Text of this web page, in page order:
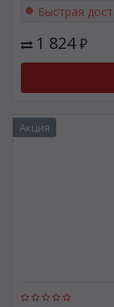
Быстрая
1 824₽
Акция